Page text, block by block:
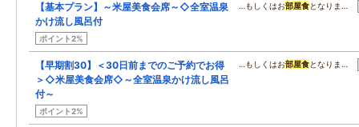
【基本プラン】～米屋美食会席～◇全室温泉
かけ流し風呂付
ポイント2%
…もしくはお部屋食となりま…
【早期割30】＜30日前までのご予約でお得
＞◇米屋美食会席◇～全室温泉かけ流し風呂
付～
ポイント2%
…もしくはお部屋食となりま…